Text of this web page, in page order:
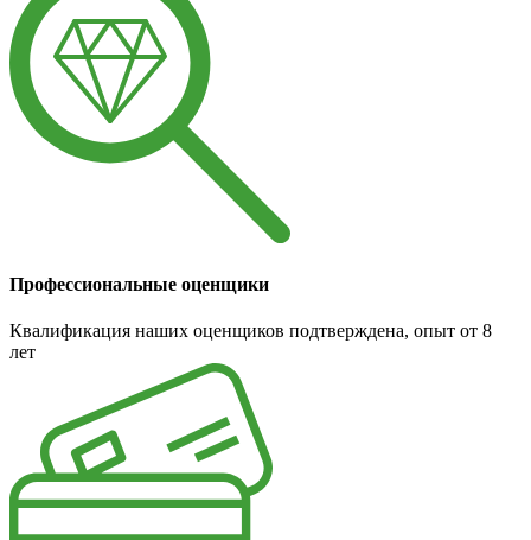
Профессиональные оценщики
Квалификация наших оценщиков подтверждена, опыт от 8
лет